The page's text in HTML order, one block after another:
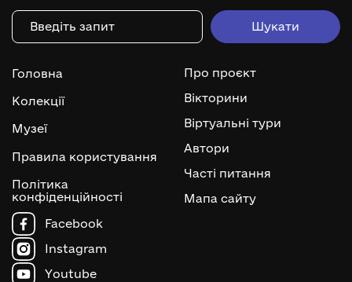
Головна
Колекції
Музеї
Правила користування
Політика
конфіденційності
Про проєкт
Вікторини
Віртуальні тури
Автори
Часті питання
Мапа сайту
Facebook
Instagram
Youtube